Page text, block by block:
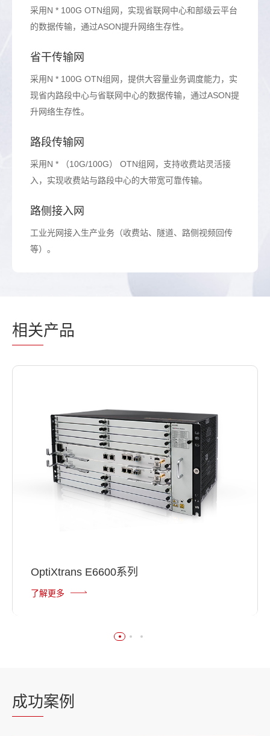
采用N * 100G OTN组网，实现省联网中心和部级云平台
的数据传输，通过ASON提升网络生存性。
省干传输网
采用N * 100G OTN组网，提供大容量业务调度能力，实
现省内路段中心与省联网中心的数据传输，通过ASON提
升网络生存性。
路段传输网
采用N * （10G/100G） OTN组网，支持收费站灵活接
入，实现收费站与路段中心的大带宽可靠传输。
路侧接入网
工业光网接入生产业务（收费站、隧道、路侧视频回传
等）。
相关产品
OptiXtrans E6600系列
了解更多
成功案例